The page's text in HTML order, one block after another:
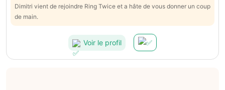
Dimitri vient de rejoindre Ring Twice et a hâte de vous donner un coup
de main.
Voir le profil